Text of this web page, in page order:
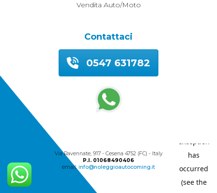
Vendita Auto/moto
Contattaci
0547 631782
Via Ravennate, 917 - Cesena 4752 (FC) - Italy
P.I. 01068490406
email: info@noleggioautocoming.it